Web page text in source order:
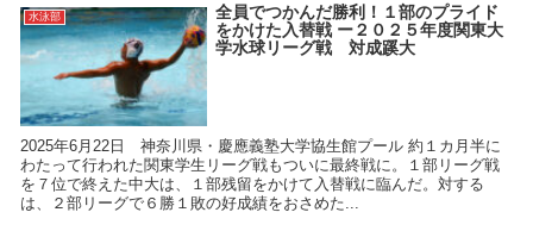
水泳部
全員でつかんだ勝利！１部のプライド
をかけた入替戦 ー２０２５年度関東大
学水球リーグ戦 対成蹊大
2025年6月22日 神奈川県・慶應義塾大学協生館プール 約１カ月半に
わたって行われた関東学生リーグ戦もついに最終戦に。１部リーグ戦
を７位で終えた中大は、１部残留をかけて入替戦に臨んだ。対する
は、２部リーグで６勝１敗の好成績をおさめた...